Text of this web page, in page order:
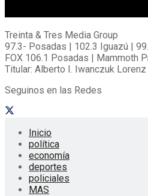
Treinta & Tres Media Group
97.3- Posadas | 102.3 Iguazú |
FOX 106.1 Posadas | Mammoth
Titular: Alberto I. Iwanczuk Lorenz
Seguinos en las Redes
Inicio
política
economía
deportes
policiales
MAS